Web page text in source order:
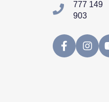
777 149
903